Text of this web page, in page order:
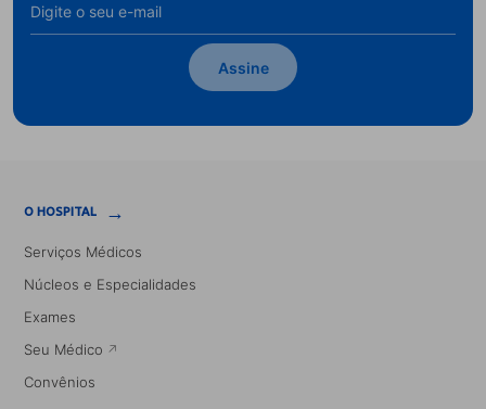
Assine
O HOSPITAL →
Serviços Médicos
Núcleos e Especialidades
Exames
Seu Médico
Convênios